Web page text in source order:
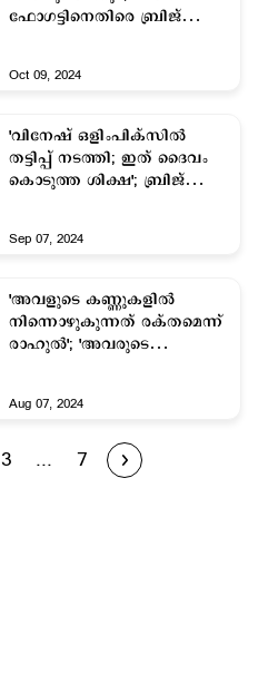
ഫോഗട്ടിനെതിരെ ബ്രിജ്
Oct 09, 2024
'വിനേഷ് ഒളിംപിക്സില്‍
തട്ടിപ്പ് നടത്തി; ഇത് ദൈവം
കൊടുത്ത ശിക്ഷ'; ബ്രിജ്
Sep 07, 2024
'അവളുടെ കണ്ണുകളിൽ
നിന്നൊഴുകുന്നത് രക്തമെന്ന്
രാഹുല്‍'; 'അവരുടെ
Aug 07, 2024
3 ... 7